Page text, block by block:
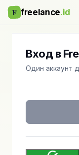
F freelance.id
Вход в
Один аккаунт